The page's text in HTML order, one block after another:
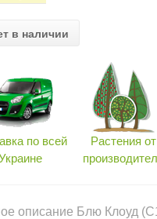
в наличии
по всей
Растения от
описание Блю Клоуд